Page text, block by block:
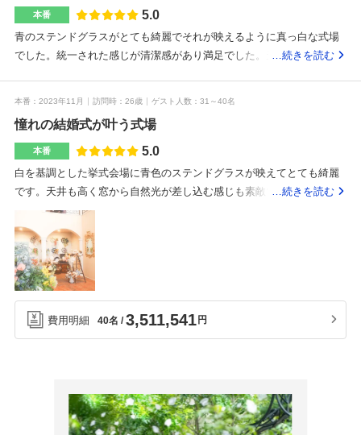
た。披露宴会場の天井はとても高く、新郎新婦とゲストの距離がとて
も近く、非常に素敵な空間でした。70人、自己負担150万を理想として
おりましたが、今までの後悔ややりたい事などに耳を傾けていただ
げていただきました。5件見学しましたが、この質でこのお値段は他で
はないと思います。本当においしかったです。特にスープとパンが美
味しかったです。大阪港駅1番出口を出て、徒歩5分かからずに行ける
ため、非常にアクセスが良いです。中央線のため少し乗り換えが必要
な場所ではありますが、都心部へは出やすいです。私達は別の式場で
既に契約をしてしまっていたのですが、色々と不安があったため別の
式場を探しておりました。その時の不安点なども聞いていただき、見
積もりも何度も出すことなく、初めから最大限の値引きをしていただ
きました。キャプテンの方も気さくで、とても話しやすかったです。
途中でドリンクを持ってきてくださる女性の方がいらっしゃいました
が、とても話しやすく心が和らぎました。とにかく下見当日に関わっ
てくださった方が素晴らしかったです。他の方の声が大きすぎるな
ど、気になるなどもなかったです。•スタッフの対応•完全貸切•料理の
本番 5.0
青のステンドグラスがとても綺麗でそれが映えるように真っ白な式場
でした。統一された感じが清潔感があり満足でした。天井も高いです
す。プランナーさんはとても親しみやすく、なんでもお願いしやすい
ですし、何事にも真摯に向き合ってくれました。大満足のプランナー
さんで嬉しかったです！1日1組限定の貸切結婚式場で、まるで別荘に
みんなを呼んだような感覚になります。小物や何もかも可愛いのでお
色々お願いも気軽にきいてくれます！みなさんあったかいです。
…続きを読む
本番 2023年11月 訪問時 26歳 ゲスト人数 31～40名
憧れの結婚式が叶う式場
本番 5.0
白を基調とした挙式会場に青色のステンドグラスが映えてとても綺麗
です。天井も高く窓から自然光が差し込む感じも素敵です。披露宴会
場も天井が高く開放感があります。披露宴会場内に大階段があり、入
場などで使用するとロマンチックな演出ができます。ドレス選びとお
料理をこだわったため、最初の見積もりよりも値上がりしました。当
日成約特典(見学時)、お日柄割引(仏滅)、3ヶ月以内挙式などその他に
もサービスして頂きました。コース料理の内容やボリューム、お値段
の違いから5種類程コースの種類があります。最寄り駅から5分程と電
車でのアクセスも良いです。また駐車場を常設しているので安心で
す。皆さん明るくて話しやすく雰囲気も良いです。担当のプランナー
来ます。結婚式場全体的に明るく綺麗でロマンチックな雰囲気があり
ます。特に挙式会場は内装だけでなく椅子やバージンロードまで白く
てほんとに綺麗です。加えて青色のステンドグラスもとても綺麗で
…続きを読む
費用明細 40名 3,511,541 円